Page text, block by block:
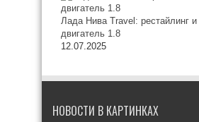
Лада Нива Travel: рестайлинг
двигатель 1.8
12.07.2025
НОВОСТИ В КАРТИНКАХ